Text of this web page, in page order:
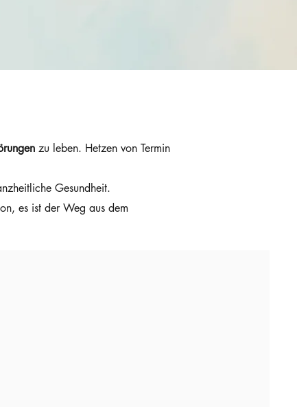
zu leben. Hetzen von Termin
Gesundheit.
es ist der Weg aus dem